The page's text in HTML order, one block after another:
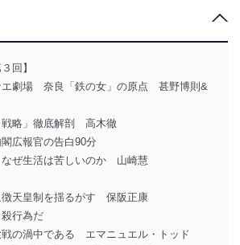
回】
劇場 奈良「鉄の女」の原点 甚野博則&
略」徹底解剖 高木徹
広報官の告白90分
ぜ生活は苦しいのか 山崎慧
天皇制を揺るがす 保阪正康
行為だ
の渦中である エマニュエル・トッド